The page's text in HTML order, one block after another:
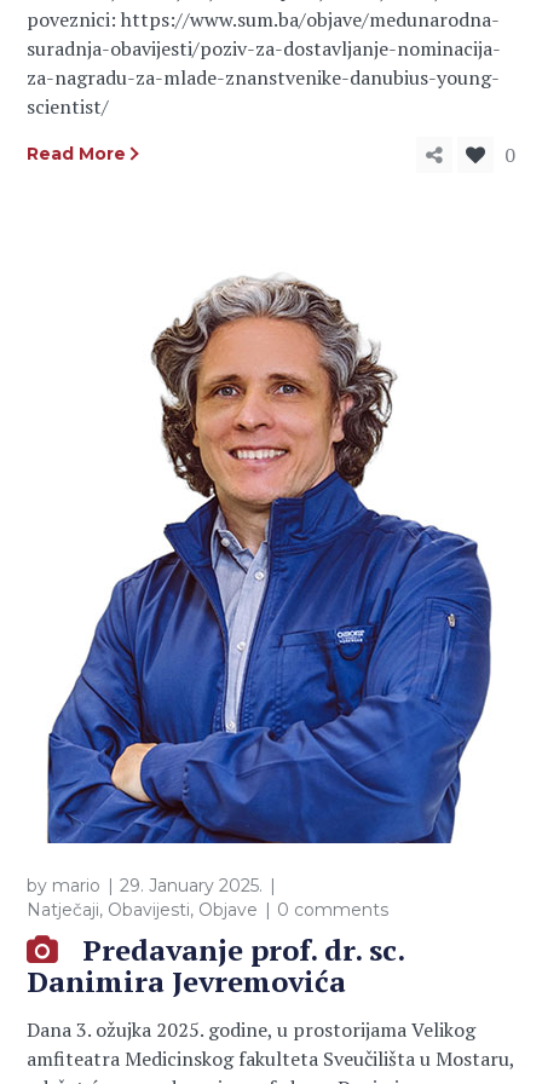
poveznici: https://www.sum.ba/objave/medunarodna-
suradnja-obavijesti/poziv-za-dostavljanje-nominacija-
za-nagradu-za-mlade-znanstvenike-danubius-young-
scientist/
Read More 0
by mario
29. January 2025.
Natječaji, Obavijesti, Objave 0 comments
Predavanje prof. dr. sc.
Danimira Jevremovića
Dana 3. ožujka 2025. godine, u prostorijama Velikog
amfiteatra Medicinskog fakulteta Sveučilišta u Mostaru,